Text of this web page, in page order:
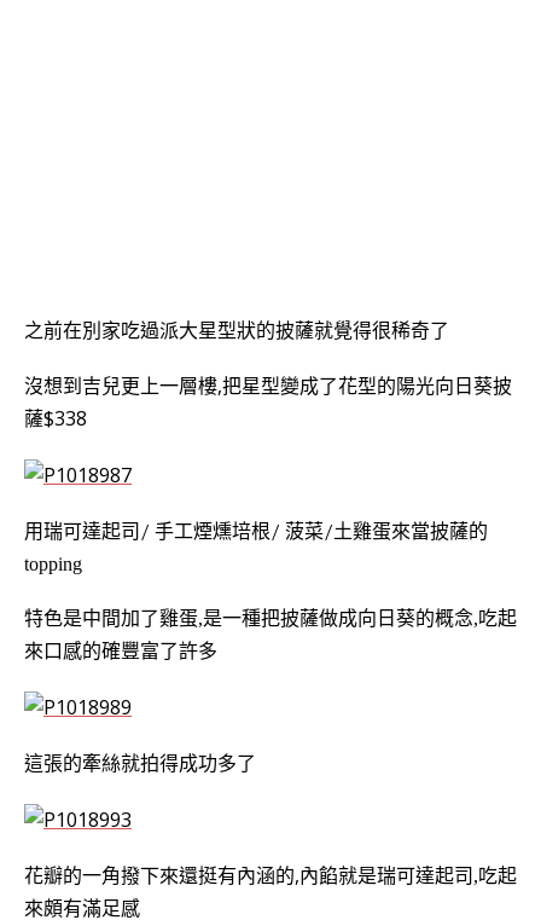
之前在別家吃過派大星型狀的披薩就覺得很稀奇了
沒想到吉兒更上一層樓,把星型變成了花型的陽光向日葵披
薩$338
用瑞可達起司 / 手工煙燻培根/ 菠菜/土雞蛋來當披薩的
topping
特色是中間加了雞蛋,是一種把披薩做成向日葵的概念,吃起
來口感的確豐富了許多
這張的牽絲就拍得成功多了
花瓣的一角撥下來還挺有內涵的,內餡就是瑞可達起司,吃起
來頗有滿足感